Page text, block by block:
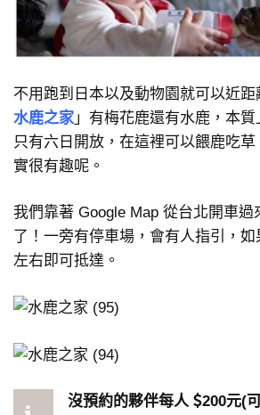
不用跑到日本以及動物園就可以近
水鹿之家 」有梅花鹿還有水鹿，本
只有六日開放，在這裡可以餵鹿吃
實很有趣呢。
我們靠著 Google Map 從台北開車
了！一旁有停車場，會有人指引，
左右即可抵達。
沒預約的夥伴每人 200元(